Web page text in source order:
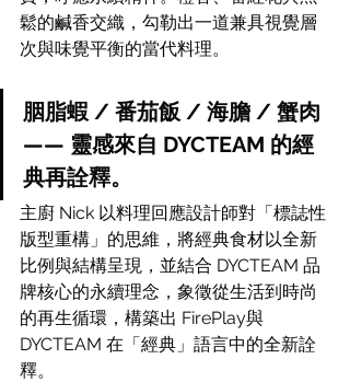
鬆的鹹香交織，勾勒出一道兼具視覺層
次與味覺平衡的當代料理。
胭脂蝦 / 番茄飯 / 海膽 / 蟹肉
—— 靈感來自 DYCTEAM 的經
典再詮釋。
主廚 Nick 以料理回應設計師對「標誌性
版型重構」的思維，將經典食材以全新
比例與結構呈現，並結合 DYCTEAM 品
牌核心的永續理念，象徵從生活到時尚
的再生循環，構築出 FirePlay與
DYCTEAM 在「經典」語言中的全新詮
釋。